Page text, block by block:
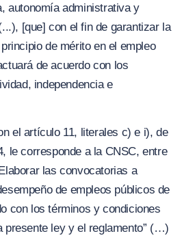
autonomía administrativa y
.), [que]con el fin de garantizar la
de mérito en el empleo
de acuerdo con los
independencia e
el artículo 11, literales c) e i), de
le corresponde a la CNSC, entre
las convocatorias a
de empleos públicos de
con los términos y condiciones
presente ley y el reglamento” (…)